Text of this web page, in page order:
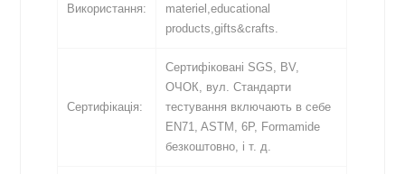
Використання:
materiel,educational
products,gifts&crafts.
Сертифікація:
Сертифіковані SGS, BV,
ОЧОК, вул. Стандарти
тестування включають в себе
EN71, ASTM, 6P, Formamide
безкоштовно, і т. д.